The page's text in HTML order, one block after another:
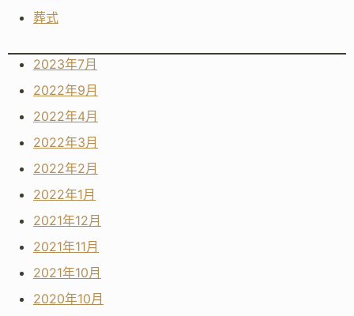
葬式
2023年7月
2022年9月
2022年4月
2022年3月
2022年2月
2022年1月
2021年12月
2021年11月
2021年10月
2020年10月